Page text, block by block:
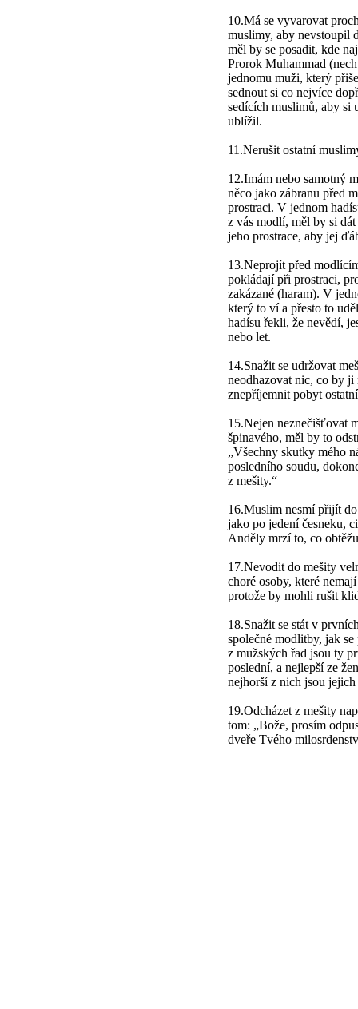
10.Má se vyvarovat
muslimy, aby nevstoupil
měl by se posadit, kde
Prorok Muhammad
jednomu muži, který
sednout si co nejvíce
sedících muslimů, aby si
ublížil.
11.Nerušit ostatní
12.Imám nebo samotný
něco jako zábranu před
prostraci. V jednom
z vás modlí, měl by si
jeho prostrace, aby jej
13.Neprojít před
pokládají při prostraci,
zakázané (haram). V
který to ví a přesto to
hadísu řekli, že nevědí,
nebo let.
14.Snažit se udržovat
neodhazovat nic, co by ji
znepříjemnit pobyt
15.Nejen neznečišťovat
špinavého, měl by to
„Všechny skutky mého
posledního soudu,
z mešity.“
16.Muslim nesmí přijít
jako po jedení česneku,
Anděly mrzí to, co
17.Nevodit do mešity
choré osoby, které
protože by mohli rušit
18.Snažit se stát v
společné modlitby, jak
z mužských řad jsou ty
poslední, a nejlepší ze
nejhorší z nich jsou
19.Odcházet z mešity
tom: „Bože, prosím
dveře Tvého